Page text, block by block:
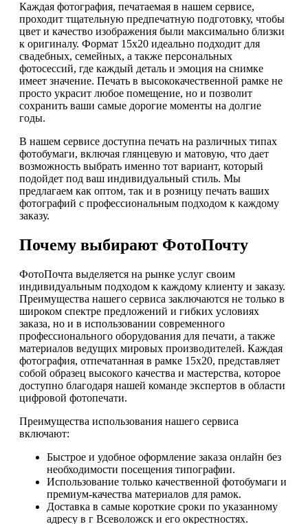
Каждая фотография, печатаемая в нашем сервисе,
проходит тщательную предпечатную подготовку, чтобы
цвет и качество изображения были максимально близки
к оригиналу. Формат 15х20 идеально подходит для
свадебных, семейных, а также персональных
фотосессий, где каждый деталь и эмоция на снимке
имеет значение. Печать в высококачественной рамке не
просто украсит любое помещение, но и позволит
сохранить ваши самые дорогие моменты на долгие
годы.
В нашем сервисе доступна печать на различных типах
фотобумаги, включая глянцевую и матовую, что дает
возможность выбрать именно тот вариант, который
подойдет под ваш индивидуальный стиль. Мы
предлагаем как оптом, так и в розницу печать ваших
фотографий с профессиональным подходом к каждому
заказу.
Почему выбирают ФотоПочту
ФотоПочта выделяется на рынке услуг своим
индивидуальным подходом к каждому клиенту и заказу.
Преимущества нашего сервиса заключаются не только в
широком спектре предложений и гибких условиях
заказа, но и в использовании современного
профессионального оборудования для печати, а также
материалов ведущих мировых производителей. Каждая
фотография, отпечатанная в рамке 15х20, представляет
собой образец высокого качества и мастерства, которое
доступно благодаря нашей команде экспертов в области
цифровой фотопечати.
Преимущества использования нашего сервиса
включают:
Быстрое и удобное оформление заказа онлайн без
необходимости посещения типографии.
Использование только качественной фотобумаги и
премиум-качества материалов для рамок.
Доставка в самые короткие сроки по указанному
адресу в г Всеволожск и его окрестностях.